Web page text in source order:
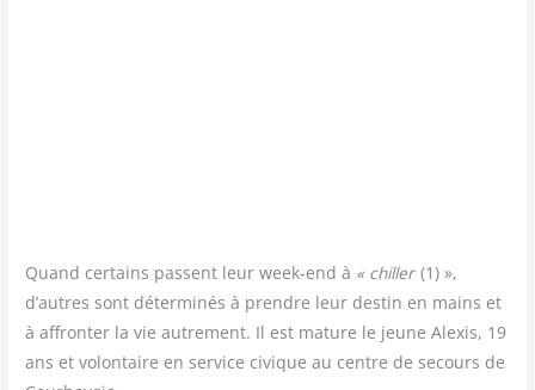
Quand cer­tains passent leur week-end à « chil­ler (1) »,
d’autres sont déter­mi­nés à prendre leur des­tin en mains et
à affron­ter la vie autre­ment. Il est mature le jeune Alexis, 19
ans et volon­taire en ser­vice civique au centre de secours de